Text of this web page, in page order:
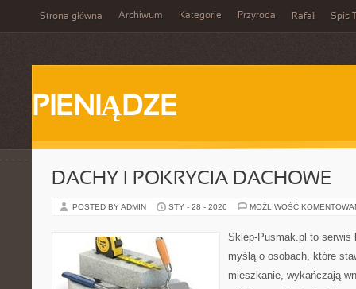
Strona główna Archiwum Kategorie Przyroda Rafał Spis
PIENIĄDZE
DACHY I POKRYCIA DACHOWE
POSTED BY ADMIN STY - 28 - 2026 MOŻLIWOŚĆ
Sklep-Pusmak.pl to serwis
myślą o osobach, które
mieszkanie, wykańczają